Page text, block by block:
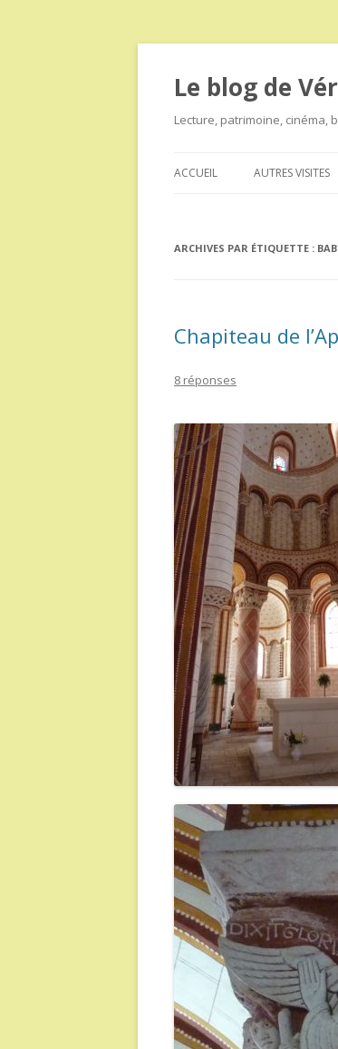
Le blog de
Lecture, patrimoine, cinéma,
ACCUEIL AUTRES VISITES
ARCHIVES PAR ÉTIQUETTE :
Chapiteau de
8 réponses